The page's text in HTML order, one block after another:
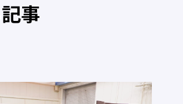
事